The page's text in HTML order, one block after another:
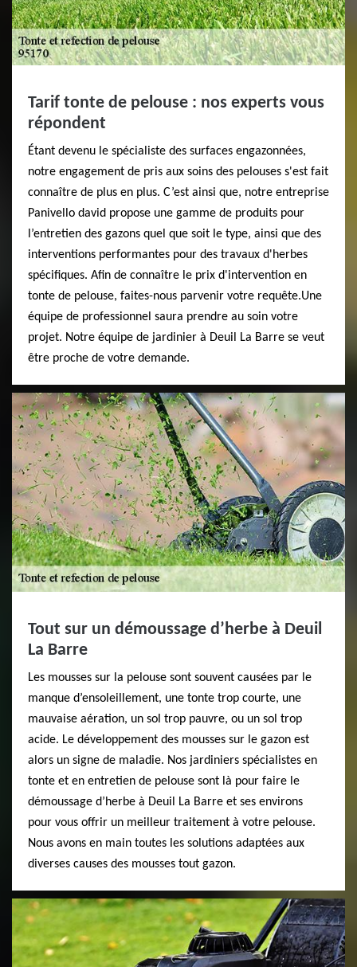
Tarif tonte de pelouse : nos experts vous
répondent
Étant devenu le spécialiste des surfaces engazonnées,
notre engagement de pris aux soins des pelouses s'est fait
connaître de plus en plus. C’est ainsi que, notre entreprise
Panivello david propose une gamme de produits pour
l’entretien des gazons quel que soit le type, ainsi que des
interventions performantes pour des travaux d'herbes
spécifiques. Afin de connaître le prix d'intervention en
tonte de pelouse, faites-nous parvenir votre requête.Une
équipe de professionnel saura prendre au soin votre
projet. Notre équipe de jardinier à Deuil La Barre se veut
être proche de votre demande.
Tout sur un démoussage d’herbe à Deuil
La Barre
Les mousses sur la pelouse sont souvent causées par le
manque d’ensoleillement, une tonte trop courte, une
mauvaise aération, un sol trop pauvre, ou un sol trop
acide. Le développement des mousses sur le gazon est
alors un signe de maladie. Nos jardiniers spécialistes en
tonte et en entretien de pelouse sont là pour faire le
démoussage d’herbe à Deuil La Barre et ses environs
pour vous offrir un meilleur traitement à votre pelouse.
Nous avons en main toutes les solutions adaptées aux
diverses causes des mousses tout gazon.